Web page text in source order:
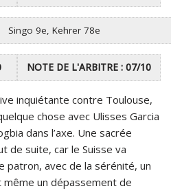
Singo 9e, Kehrer 78e
NOTE DE L'ARBITRE : 07/10
inquiétante contre Toulouse,
chose avec Ulisses Garcia
dans l’axe. Une sacrée
de suite, car le Suisse va
patron, avec de la sérénité, un
un dépassement de